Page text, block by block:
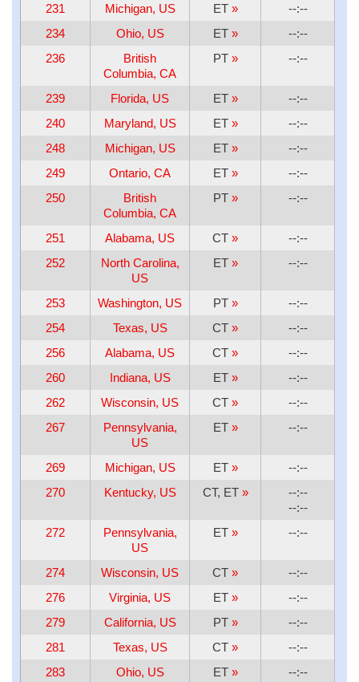
231
Michigan, US ET »
--:--
234
Ohio, US ET »
--:--
236
British
Columbia, CA
PT » --:--
239 Florida, US ET »
--:--
240
Maryland, US ET »
--:--
248
Michigan, US ET »
--:--
249
Ontario, CA ET »
--:--
250
British
Columbia, CA
PT » --:--
251 Alabama, US CT »
--:--
252
North Carolina,
US
ET » --:--
253 Washington, US PT »
--:--
254
Texas, US CT »
--:--
256
Alabama, US CT »
--:--
260
Indiana, US ET »
--:--
262
Wisconsin, US CT »
--:--
267
Pennsylvania,
US
ET » --:--
269 Michigan, US ET »
--:--
270
Kentucky, US CT, ET »
--:--
--:--
272
Pennsylvania,
US
ET » --:--
274 Wisconsin, US CT »
--:--
276
Virginia, US ET »
--:--
279
California, US PT »
--:--
281
Texas, US CT »
--:--
283
Ohio, US ET »
--:--